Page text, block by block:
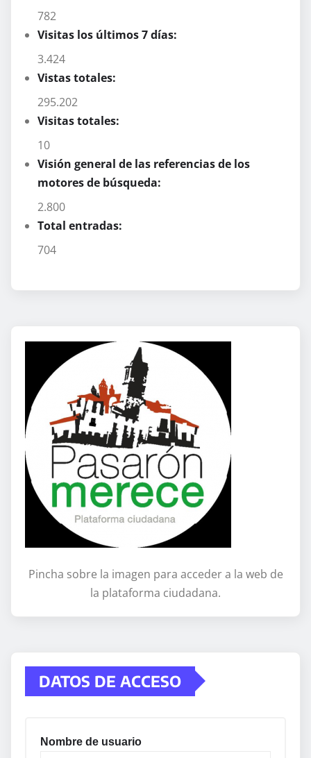
782
Visitas los últimos 7 días:
3.424
Vistas totales:
295.202
Visitas totales:
10
Visión general de las referencias de los
motores de búsqueda:
2.800
Total entradas:
704
Pincha sobre la imagen para acceder a la web de
la plataforma ciudadana.
DATOS DE ACCESO
Nombre de usuario